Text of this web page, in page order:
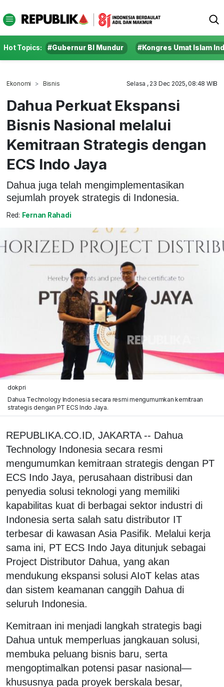
Hot Topics: #Gubernur BI Mundur #Kongres Umat Islam
Ekonomi Bisnis Selasa , 23 Dec 2025, 08:48 WIB
Dahua Perkuat Ekspansi
Bisnis Nasional melalui
Kemitraan Strategis dengan
ECS Indo Jaya
Dahua juga telah mengimplementasikan
sejumlah proyek strategis di Indonesia.
Red: Fernan Rahadi
dokpri
Dahua Technology Indonesia secara resmi mengumumkan kemitraan
strategis dengan PT ECS Indo Jaya.
REPUBLIKA.CO.ID, JAKARTA -- Dahua
Technology Indonesia secara resmi
mengumumkan kemitraan strategis dengan PT
ECS Indo Jaya, perusahaan distribusi dan
penyedia solusi teknologi yang memiliki
kapabilitas kuat di berbagai sektor industri di
Indonesia serta salah satu distributor IT
terbesar di kawasan Asia Pasifik. Melalui kerja
sama ini, PT ECS Indo Jaya ditunjuk sebagai
Project Distributor Dahua, yang akan
mendukung ekspansi solusi AIoT kelas atas
dan sistem keamanan canggih Dahua di
seluruh Indonesia.
Kemitraan ini menjadi langkah strategis bagi
Dahua untuk memperluas jangkauan solusi,
membuka peluang bisnis baru, serta
mengoptimalkan potensi pasar nasional—
khususnya pada proyek berskala besar,